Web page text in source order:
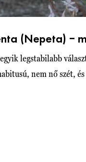
(Nepeta) –
legstabilabb
nem nő szét,